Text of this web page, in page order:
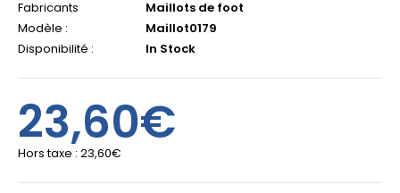
Fabricants
Maillots de foot
Modèle :
Maillot0179
Disponibilité :
In Stock
23,60€
Hors taxe : 23,60€